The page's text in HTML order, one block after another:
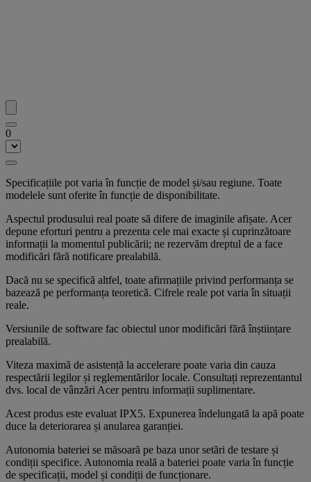
0
Specificațiile pot varia în funcție de model și/sau regiune. Toate
modelele sunt oferite în funcție de disponibilitate.
Aspectul produsului real poate să difere de imaginile afișate. Acer
depune eforturi pentru a prezenta cele mai exacte și cuprinzătoare
informații la momentul publicării; ne rezervăm dreptul de a face
modificări fără notificare prealabilă.
Dacă nu se specifică altfel, toate afirmațiile privind performanța se
bazează pe performanța teoretică. Cifrele reale pot varia în situații
reale.
Versiunile de software fac obiectul unor modificări fără înștiințare
prealabilă.
Viteza maximă de asistență la accelerare poate varia din cauza
respectării legilor și reglementărilor locale. Consultați reprezentantul
dvs. local de vânzări Acer pentru informații suplimentare.
Acest produs este evaluat IPX5. Expunerea îndelungată la apă poate
duce la deteriorarea și anularea garanției.
Autonomia bateriei se măsoară pe baza unor setări de testare și
condiții specifice. Autonomia reală a bateriei poate varia în funcție
de specificații, model și condiții de funcționare.